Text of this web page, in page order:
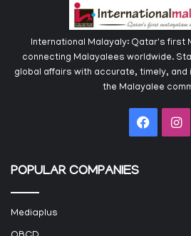
International Malayaly: Qatar's first
connecting Malayalees worldwide.
global affairs with accurate, timely,
the Malayalee
POPULAR COMPANIES
Mediaplus